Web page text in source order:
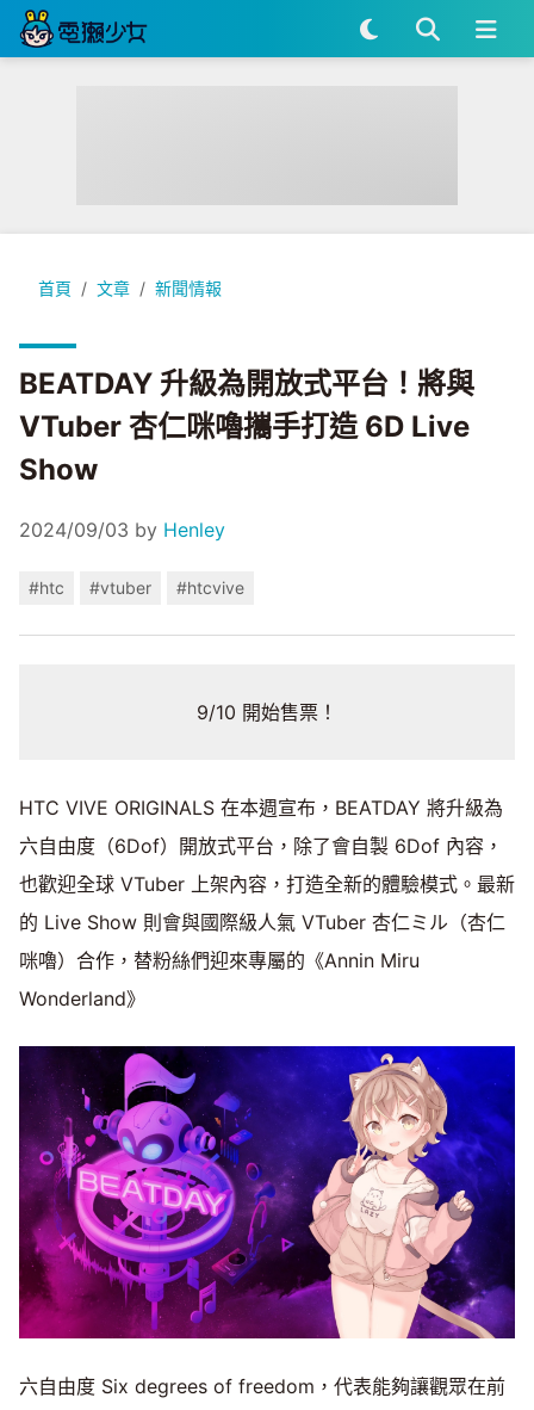
首頁 文章 新聞情報
BEATDAY 升級為開放式平台！將與 VTuber 杏仁咪嚕攜手打
BEATDAY 升級為開放式平台！將與
VTuber 杏仁咪嚕攜手打造 6D Live
Show
2024/09/03 by Henley
#htc #vtuber #htcvive
9/10 開始售票！
HTC VIVE ORIGINALS 在本週宣布，BEATDAY 將升級為
六自由度（6Dof）開放式平台，除了會自製 6Dof 內容，
也歡迎全球 VTuber 上架內容，打造全新的體驗模式。最新
的 Live Show 則會與國際級人氣 VTuber 杏仁ミル（杏仁
咪嚕）合作，替粉絲們迎來專屬的《Annin Miru
Wonderland》
六自由度 Six degrees of freedom，代表能夠讓觀眾在前